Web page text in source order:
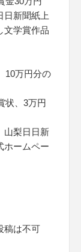
日新聞紙上
文学賞作品
10万円分の
状、3万円
山梨日日新
ホームペー
稿は不可